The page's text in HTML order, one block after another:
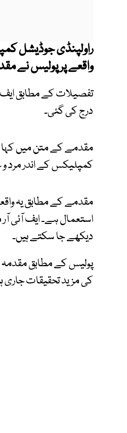
راولپنڈی جوڈیشل
واقعے پر پولیس نے
تفصیلات کے مطابق ایف
درج کی گئی۔
مقدمے کے متن میں
کمپلیکس کے اندر مرد و
مقدمے کے مطابق یہ
استعمال ہے۔ ایف آئی
دیکھے جا سکتے ہیں۔
پولیس کے مطابق
کی مزید تحقیقات جاری